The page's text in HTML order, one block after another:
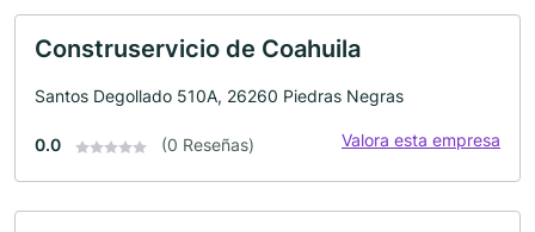
Construservicio de Coahuila
Santos Degollado 510A, 26260 Piedras Negras
0.0 (0 Reseñas) Valora esta empresa